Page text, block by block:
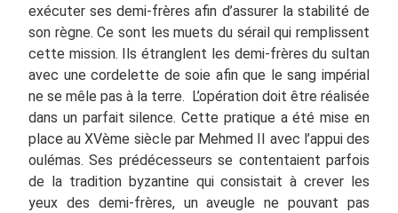
exécuter ses demi-frères afin d’assurer la stabilité de
son règne. Ce sont les muets du sérail qui remplissent
cette mission. Ils étranglent les demi-frères du sultan
avec une cordelette de soie afin que le sang impérial
ne se mêle pas à la terre. L’opération doit être réalisée
dans un parfait silence. Cette pratique a été mise en
place au XVème siècle par Mehmed II avec l’appui des
oulémas. Ses prédécesseurs se contentaient parfois
de la tradition byzantine qui consistait à crever les
yeux des demi-frères, un aveugle ne pouvant pas